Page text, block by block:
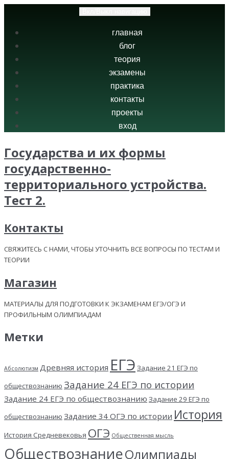
главная
блог
теория
экзамены
практика
контакты
проекты
вход
Государства и их формы
государственно-
территориального устройства.
Тест 2.
Контакты
СВЯЖИТЕСЬ С НАМИ, ЧТОБЫ УТОЧНИТЬ ВСЕ ВОПРОСЫ ПО ТЕСТАМ И
ТЕОРИИ
Магазин
МАТЕРИАЛЫ ДЛЯ ПОДГОТОВКИ К ЭКЗАМЕНАМ ЕГЭ/ОГЭ И
ПРОФИЛЬНЫМ ОЛИМПИАДАМ
Метки
Абсолютизм Древняя история ЕГЭ Задание 21 ЕГЭ по
обществознанию Задание 24 ЕГЭ по истории
Задание 24 ЕГЭ по обществознанию Задание 29 ЕГЭ по
обществознанию Задание 34 ОГЭ по истории История
История Средневековья ОГЭ Общественная мысль
ОбществознаниеОлимпиады